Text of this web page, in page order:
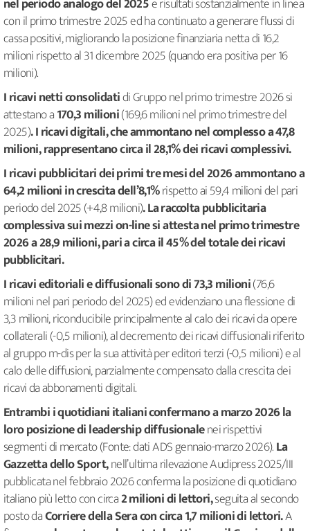
nel periodo analogo del 2025e risultati sostanzialmente in linea
con il primo trimestre 2025 ed ha continuato a generare flussi di
cassa positivi, migliorando la posizione finanziaria netta di 16,2
milioni rispetto al 31 dicembre 2025 (quando era positiva per 16
milioni).
I ricavi netti consolidatidi Gruppo nel primo trimestre 2026 si
attestano a170,3 milioni(169,6 milioni nel primo trimestre del
2025). I ricavi digitali, che ammontano nel complesso a 47,8
milioni, rappresentano circa il 28,1% dei ricavi complessivi.
I ricavi pubblicitari dei primi tre mesi del 2026 ammontano a
64,2 milioni in crescita dell’8,1%rispetto ai 59,4 milioni del pari
periodo del 2025 (+4,8 milioni). La raccolta pubblicitaria
complessiva sui mezzi on-line si attesta nel primo trimestre
2026 a 28,9 milioni, pari a circa il 45% del totale dei ricavi
pubblicitari.
I ricavi editoriali e diffusionali sono di 73,3 milioni(76,6
milioni nel pari periodo del 2025) ed evidenziano una flessione di
3,3 milioni, riconducibile principalmente al calo dei ricavi da opere
collaterali (-0,5 milioni), al decremento dei ricavi diffusionali riferito
al gruppo m-dis per la sua attività per editori terzi (-0,5 milioni) e al
calo delle diffusioni, parzialmente compensato dalla crescita dei
ricavi da abbonamenti digitali.
Entrambi i quotidiani italiani confermano a marzo 2026 la
loro posizione di leadership diffusionalenei rispettivi
segmenti di mercato (Fonte: dati ADS gennaio-marzo 2026).La
Gazzetta dello Sport,nell’ultima rilevazione Audipress 2025/III
pubblicata nel febbraio 2026 conferma la posizione di quotidiano
italiano più letto con circa2 milioni di lettori,seguita al secondo
posto daCorriere della Sera con circa 1,7 milioni di lettori.A